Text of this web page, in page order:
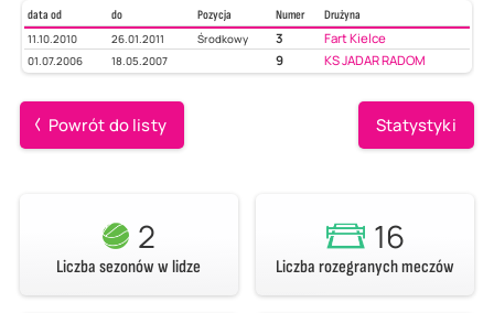
data od do Pozycja Numer
Drużyna
11.10.2010
26.01.2011 Środkowy 3 Fart Kielce
01.07.2006 18.05.2007 9 KS JADAR RADOM
Powrót do listy Statystyki
2
Liczba sezonów w lidze
16
Liczba rozegranych meczów